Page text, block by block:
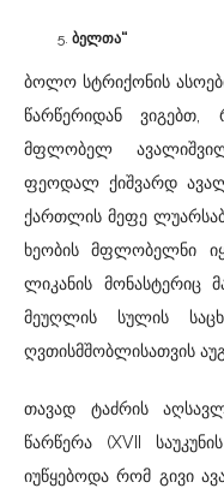
ბელთა“
ბოლო სტრიქონის
წარწერიდან
მფლობელ
ფეოდალ ქიშვარდ
ქართლის მეფე
ხეობის მფლობელნი
ლიკანის მონასტერიც
მეუღლის სულის
ღვთისმშობლისათვის
თავად ტაძრის
წარწერა (XVII
იუწყებოდა რომ გივი